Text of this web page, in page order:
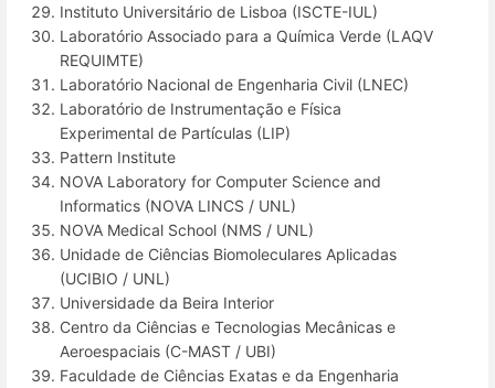
Instituto Universitário de Lisboa (ISCTE-IUL)
Laboratório Associado para a Química Verde (LAQV
REQUIMTE)
Laboratório Nacional de Engenharia Civil (LNEC)
Laboratório de Instrumentação e Física
Experimental de Partículas (LIP)
Pattern Institute
NOVA Laboratory for Computer Science and
Informatics (NOVA LINCS / UNL)
NOVA Medical School (NMS / UNL)
Unidade de Ciências Biomoleculares Aplicadas
(UCIBIO / UNL)
Universidade da Beira Interior
Centro da Ciências e Tecnologias Mecânicas e
Aeroespaciais (C-MAST / UBI)
Faculdade de Ciências Exatas e da Engenharia